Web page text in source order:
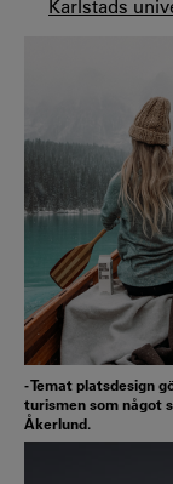
Karlstads
- Temat platsdesign
turismen som något
Åkerlund.